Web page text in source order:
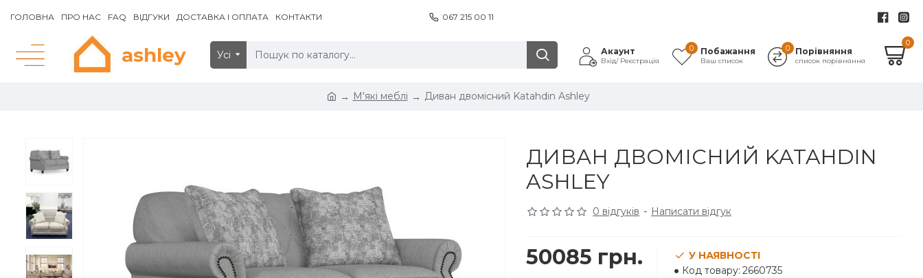
ГОЛОВНА ПРО НАС FAQ ВІДГУКИ ДОСТАВКА І ОПЛАТА КОНТАКТИ 067 215 00 11
ashley Усі Акаунт
Вхід/ Реєстрація
Побажання
Ваш список
0 Порівняння
список порівняння
0
0
М'які меблі Диван двомісний Katahdin Ashley
ДИВАН ДВОМІСНИЙ KATAHDIN
ASHLEY
0 відгуків - Написати відгук
50085 грн.
У НАЯВНОСТІ
Код товару: 2660735